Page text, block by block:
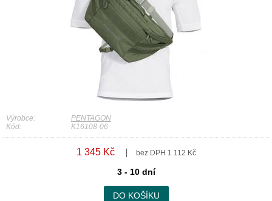
Výrobce:
PENTAGON
Kód:
K16108-06
1 345 Kč bez DPH 1 112 Kč
3 - 10 dní
DO KOŠÍKU